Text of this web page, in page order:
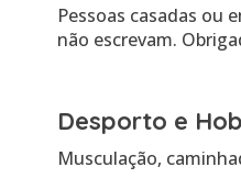
Pessoas casadas ou
não escrevam.
Desporto e
Musculação,